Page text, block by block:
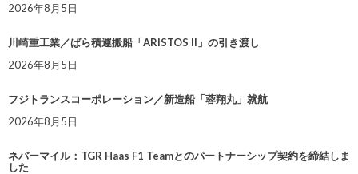
2026年8月5日
川崎重工業／ばら積運搬船「ARISTOS II」の引き渡し
2026年8月5日
フジトランスコーポレーション／新造船「蓉翔丸」就航
2026年8月5日
ネバーマイル：TGR Haas F1 Teamとのパートナーシップ契約を締結しま
した